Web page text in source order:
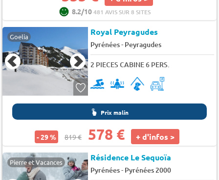
8.2/10481 AVIS SUR 8 SITES
Goelia Royal Peyragudes
Pyrénées- Peyragudes
2 PIECES CABINE 6 PERS.
Prix malin
- 29 % 819 € 578 € + d'infos >
Pierre et Vacances Résidence Le Sequoïa
Pyrénées- Pyrénées 2000